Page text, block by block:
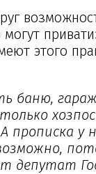
этого
баню,
у
депутат